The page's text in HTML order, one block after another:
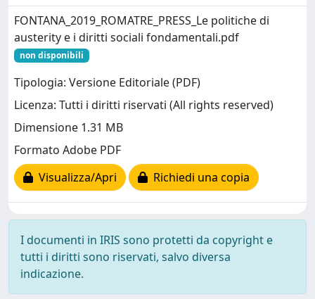
FONTANA_2019_ROMATRE_PRESS_Le politiche di
austerity e i diritti sociali fondamentali.pdf
non disponibili
Tipologia: Versione Editoriale (PDF)
Licenza: Tutti i diritti riservati (All rights reserved)
Dimensione 1.31 MB
Formato Adobe PDF
Visualizza/Apri
Richiedi una copia
I documenti in IRIS sono protetti da copyright e
tutti i diritti sono riservati, salvo diversa
indicazione.